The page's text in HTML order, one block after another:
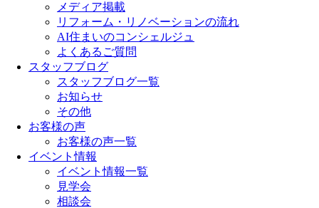
メディア掲載
リフォーム・リノベーションの流れ
AI住まいのコンシェルジュ
よくあるご質問
スタッフブログ
スタッフブログ一覧
お知らせ
その他
お客様の声
お客様の声一覧
イベント情報
イベント情報一覧
見学会
相談会